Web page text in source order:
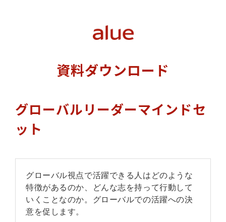
資料ダウンロード
グローバルリーダーマインドセ
ット
グローバル視点で活躍できる⼈はどのような
特徴があるのか、どんな志を持って⾏動して
いくことなのか。グローバルでの活躍への決
意を促します。